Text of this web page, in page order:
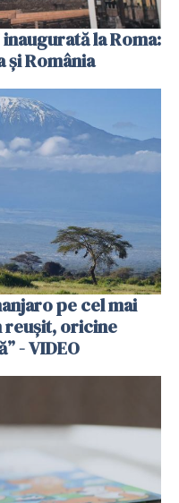
la Roma:
România
pe cel mai
reușit, oricine
- VIDEO